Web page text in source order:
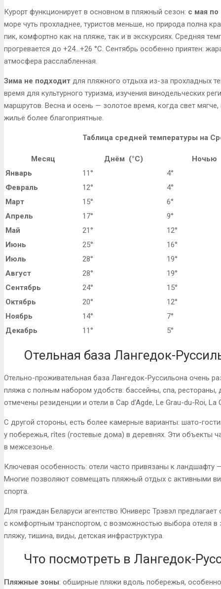
Курорт функционирует в основном в пляжный сезон: с мая по
море чуть прохладнее, туристов меньше, но природа полна
пик, комфортно как на пляже, так и в экскурсиях. Средняя
прогревается до +24…+26 °C. Сентябрь особенно приятен:
атмосфера расслабленная.
Зима не подходит для пляжного отдыха из-за прохладных
время для культурного туризма, изучения винодельческих
маршрутов. Весна и осень — золотое время, когда свет
жильё более благоприятные.
Таблица средней температуры на
Месяц Днём (°C)
Ночью
Январь
11°
4°
Февраль
12°
4°
Март
15°
6°
Апрель
17°
9°
Май
21°
12°
Июнь
25°
16°
Июль
28°
19°
Август
28°
19°
Сентябрь
24°
15°
Октябрь
20°
12°
Ноябрь
14°
7°
Декабрь
11° 5°
Отельная база Лангедок-
Отельно-проживательная база Лангедок-Руссильона очень
пляжа с полным набором удобств: бассейны, спа, рестораны,
отмечены резиденции и отели в Cap d’Agde, Le Grau-du-Roi, La
С другой стороны, есть более камерные варианты: шато-
у побережья, гîtes (гостевые дома) в деревнях. Эти объекты
в межсезонье.
Ключевая особенность: отели часто привязаны к ландшафту
Многие позволяют совмещать пляжный отдых с активными
спорта.
Для граждан Беларуси агентство Юниверс Трэвэл
с комфортным транспортом, с возможностью выбора отеля в
пляжу, тишина, виды, детская инфраструктура.
Что посмотреть в Лангедок-
Пляжные зоны: обширные пляжи вдоль побережья, особенно